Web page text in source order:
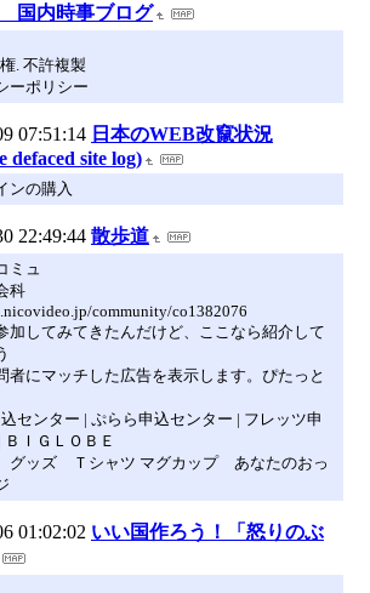
国内時事ブログ
. 不許複製
ーポリシー
07:51:14 日本のWEB改竄状況
defaced site log)
ンの購入
22:49:44 散歩道
ミュ
科
community/co1382076
加してみてきたんだけど、ここなら紹介して
者にマッチした広告を表示します。ぴたっと
センター | ぷらら申込センター | フレッツ申
ＢＩＧＬＯＢＥ
グッズ Ｔシャツ マグカップ あなたのおっ
01:02:02 いい国作ろう！「怒りのぶ